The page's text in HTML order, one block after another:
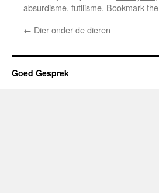
absurdisme, futilisme. Bookmark the
← Dier onder de dieren
Goed Gesprek